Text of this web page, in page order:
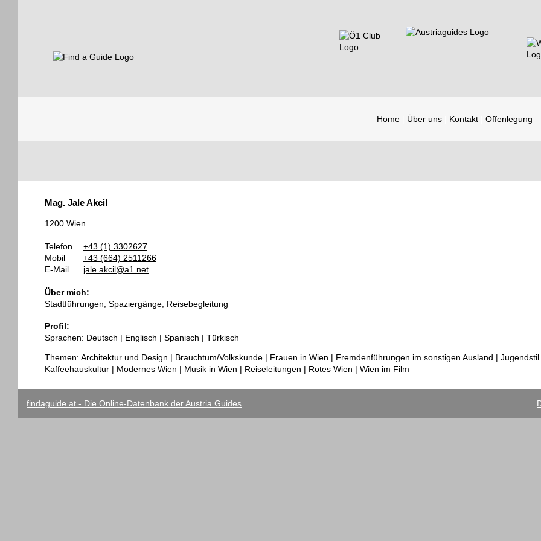
Home Über uns Kontakt Offenlegung
Guides
Mag. Jale Akcil
1200 Wien
Telefon
+43 (1) 3302627
Mobil
+43 (664) 2511266
E-Mail
jale.akcil@a1.net
Über mich:
Stadtführungen, Spaziergänge, Reisebegleitung
Profil:
Sprachen: Deutsch | Englisch | Spanisch | Türkisch
Themen: Architektur und Design | Brauchtum/Volkskunde | Frauen in Wien | Fremdenführungen im sonstigen Ausland | Jugendstil
Kaffeehauskultur | Modernes Wien | Musik in Wien | Reiseleitungen | Rotes Wien | Wien im Film
findaguide.at - Die Online-Datenbank der Austria Guides